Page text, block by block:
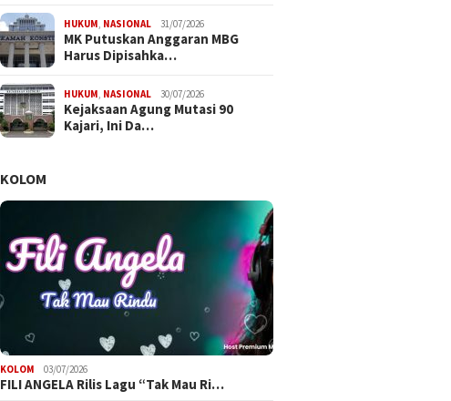
HUKUM NASIONAL 31/07/2026
MK Putuskan Anggaran MBG
Harus Dipisahka…
HUKUM NASIONAL 30/07/2026
Kejaksaan Agung Mutasi 90
Kajari, Ini Da…
KOLOM
KOLOM 03/07/2026
FILI ANGELA Rilis Lagu “Tak Mau Ri…